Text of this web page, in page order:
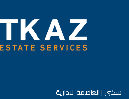
سكني | العاصمة الادارية